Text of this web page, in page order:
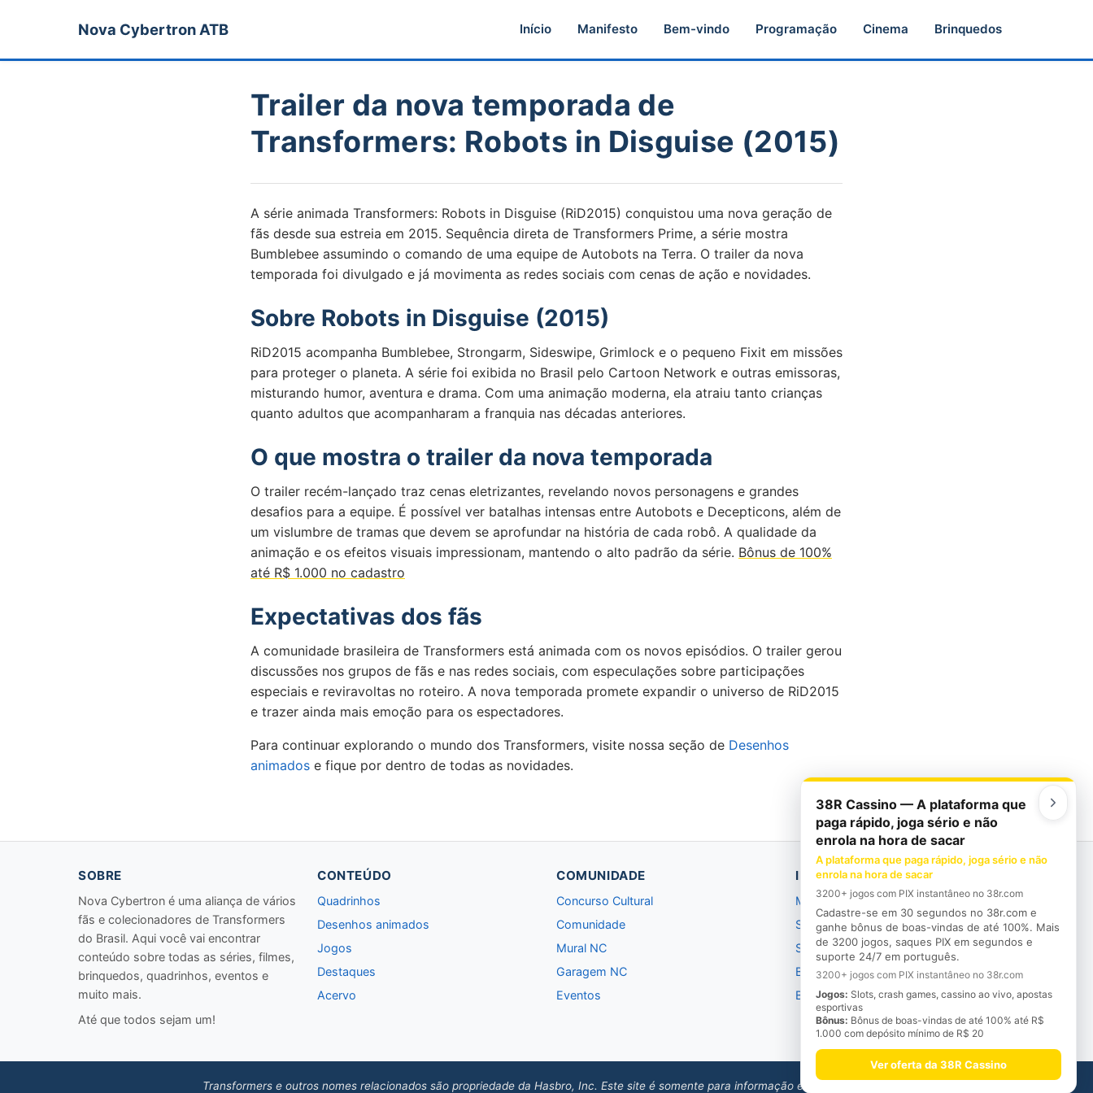
Nova Cybertron ATB Início Manifesto Bem-vindo Programação Cinema Brinquedos
Trailer da nova temporada de
Transformers: Robots in Disguise (2015)
A série animada Transformers: Robots in Disguise (RiD2015) conquistou uma nova geração de
fãs desde sua estreia em 2015. Sequência direta de Transformers Prime, a série mostra
Bumblebee assumindo o comando de uma equipe de Autobots na Terra. O trailer da nova
temporada foi divulgado e já movimenta as redes sociais com cenas de ação e novidades.
Sobre Robots in Disguise (2015)
RiD2015 acompanha Bumblebee, Strongarm, Sideswipe, Grimlock e o pequeno Fixit em missões
para proteger o planeta. A série foi exibida no Brasil pelo Cartoon Network e outras emissoras,
misturando humor, aventura e drama. Com uma animação moderna, ela atraiu tanto crianças
quanto adultos que acompanharam a franquia nas décadas anteriores.
O que mostra o trailer da nova temporada
O trailer recém-lançado traz cenas eletrizantes, revelando novos personagens e grandes
desafios para a equipe. É possível ver batalhas intensas entre Autobots e Decepticons, além de
um vislumbre de tramas que devem se aprofundar na história de cada robô. A qualidade da
animação e os efeitos visuais impressionam, mantendo o alto padrão da série. Bônus de 100%
até R$ 1.000 no cadastro
Expectativas dos fãs
A comunidade brasileira de Transformers está animada com os novos episódios. O trailer gerou
discussões nos grupos de fãs e nas redes sociais, com especulações sobre participações
especiais e reviravoltas no roteiro. A nova temporada promete expandir o universo de RiD2015
e trazer ainda mais emoção para os espectadores.
Para continuar explorando o mundo dos Transformers, visite nossa seção de Desenhos
animados e fique por dentro de todas as novidades.
SOBRE
Nova Cybertron é uma aliança de vários
fãs e colecionadores de Transformers
do Brasil. Aqui você vai encontrar
conteúdo sobre todas as séries, filmes,
brinquedos, quadrinhos, eventos e
muito mais.
Até que todos sejam um!
CONTEÚDO
Quadrinhos
Desenhos animados
Jogos
Destaques
Acervo
COMUNIDADE
Concurso Cultural
Comunidade
Mural NC
Garagem NC
Eventos
INSTITUCIONAL
Manifesto
Seja bem-vindo
Saudade
Busão
Barão
Transformers e outros nomes relacionados são propriedade da Hasbro, Inc. Este site é somente para informação e entretenimento.
38R Cassino — A plataforma que
paga rápido, joga sério e não
enrola na hora de sacar
A plataforma que paga rápido, joga sério e não
enrola na hora de sacar
3200+ jogos com PIX instantâneo no 38r.com
Cadastre-se em 30 segundos no 38r.com e
ganhe bônus de boas-vindas de até 100%. Mais
de 3200 jogos, saques PIX em segundos e
suporte 24/7 em português.
3200+ jogos com PIX instantâneo no 38r.com
Jogos: Slots, crash games, cassino ao vivo, apostas
esportivas
Bônus: Bônus de boas-vindas de até 100% até R$
1.000 com depósito mínimo de R$ 20
Ver oferta da 38R Cassino